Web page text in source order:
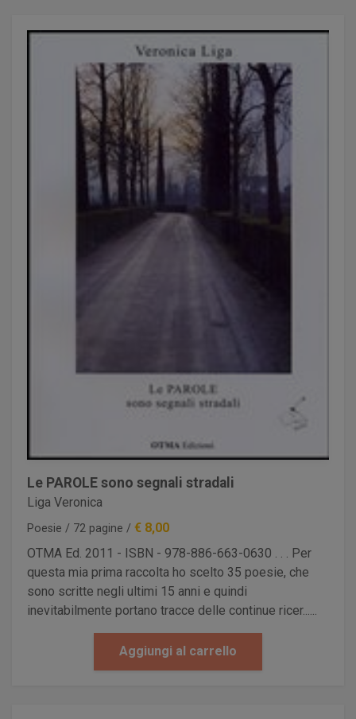
Le PAROLE sono segnali stradali
Liga Veronica
Poesie / 72 pagine /€ 8,00
OTMA Ed. 2011 - ISBN - 978-886-663-0630 . . . Per
questa mia prima raccolta ho scelto 35 poesie, che
sono scritte negli ultimi 15 anni e quindi
inevitabilmente portano tracce delle continue ricer......
Aggiungi al carrello